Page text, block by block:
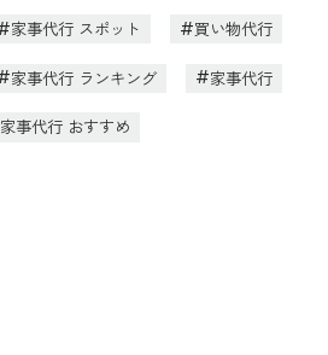
家事代行 スポット 買い物代行
家事代行 ランキング 家事代行
家事代行 おすすめ